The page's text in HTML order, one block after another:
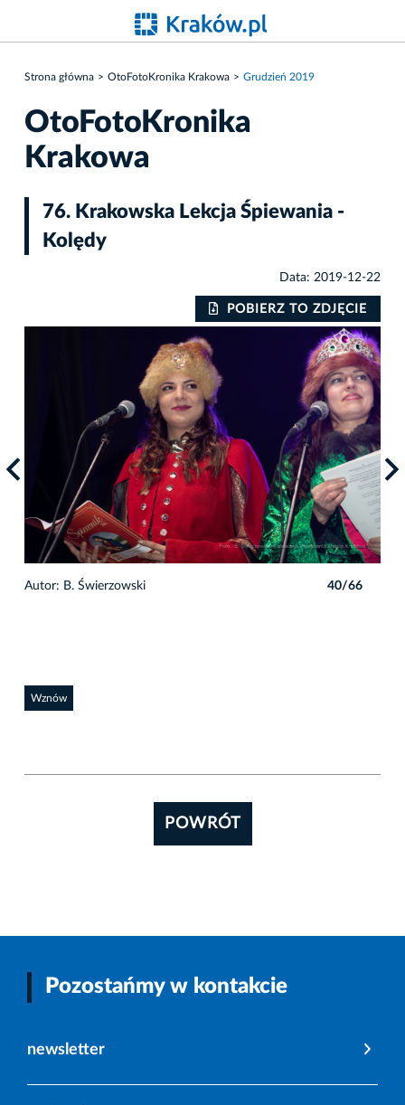
Strona główna OtoFotoKronika Krakowa Grudzień 2019
OtoFotoKronika
Krakowa
76. Krakowska Lekcja Śpiewania -
Kolędy
Data: 2019-12-22
POBIERZ TO ZDJĘCIE
Autor: B. Świerzowski 40/66
Wznów
POWRÓT
Pozostańmy w kontakcie
newsletter